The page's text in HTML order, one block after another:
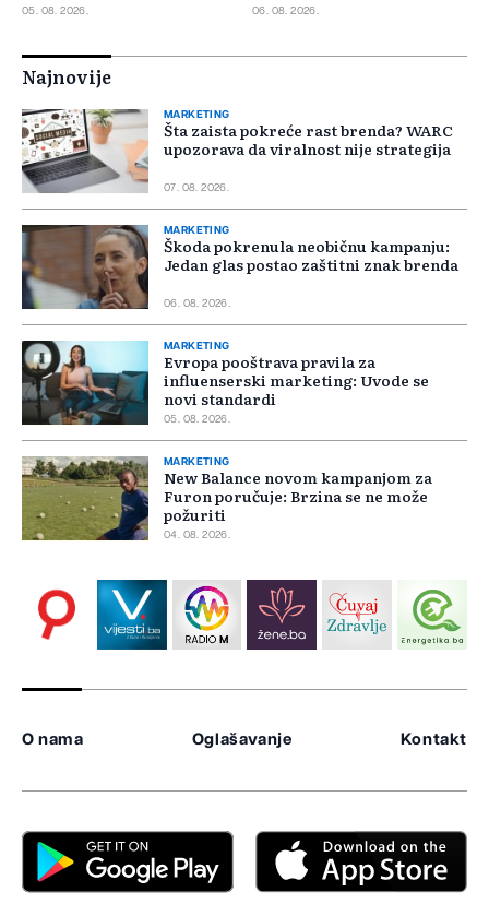
05. 08. 2026. 06. 08. 2026.
Najnovije
MARKETING
Šta zaista pokreće rast brenda? WARC
upozorava da viralnost nije strategija
07. 08. 2026.
MARKETING
Škoda pokrenula neobičnu kampanju:
Jedan glas postao zaštitni znak brenda
06. 08. 2026.
MARKETING
Evropa pooštrava pravila za
influenserski marketing: Uvode se
novi standardi
05. 08. 2026.
MARKETING
New Balance novom kampanjom za
Furon poručuje: Brzina se ne može
požuriti
04. 08. 2026.
O nama Oglašavanje Kontakt